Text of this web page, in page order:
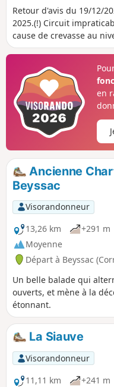
Retour d'avis du 19/12/
2025.(!) Circuit
cause de crevasse au
Impossible de traverser
Chartreuse du Glandier,
époque "Notre-Dame
révolution de1789 et
les Pères Chartreux en
l'Étang de La Rechèze
pour alimenter le Canal
un institut accueillant
mentales.
en
Ancienne
Beyssac
Visorandonneur
13,26 km
+291 m
Moyenne
Départ à Beyssac
Un belle balade qui
ouverts, et mène à la
étonnant.
La Siauve
Visorandonneur
11,11 km
+241 m